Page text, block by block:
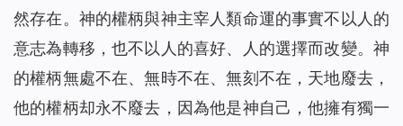
然存在。神的權柄與神主宰人類命運的事實不以人的
意志為轉移，也不以人的喜好、人的選擇而改變。神
的權柄無處不在、無時不在、無刻不在，天地廢去，
他的權柄却永不廢去，因為他是神自己，他擁有獨一